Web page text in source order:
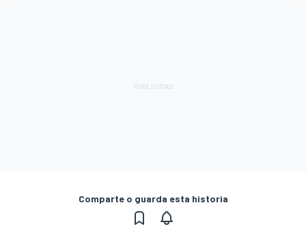
Comparte o guarda esta historia